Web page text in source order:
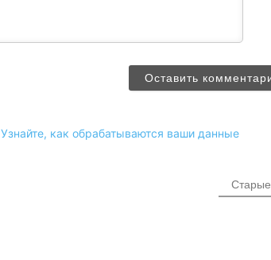
Узнайте, как обрабатываются ваши данные
Старые